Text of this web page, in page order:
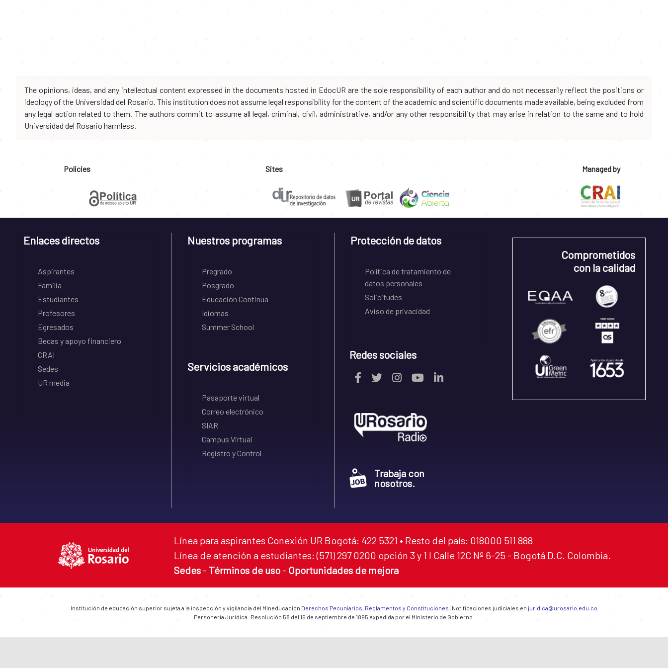
The opinions, ideas, and any intellectual content expressed in the documents hosted in EdocUR are the sole responsibility of each author and do not necessarily reflect the positions or
ideology of the Universidad del Rosario. This institution does not assume legal responsibility for the content of the academic and scientific documents made available, being excluded from
any legal action related to them. The authors commit to assume all legal, criminal, civil, administrative, and/or any other responsibility that may arise in relation to the same and to hold
Universidad del Rosario harmless.
Policies Sites Managed by
Enlaces directos
Aspirantes
Familia
Estudiantes
Profesores
Egresados
Becas y apoyo financiero
CRAI
Sedes
UR media
Nuestros programas
Pregrado
Posgrado
Educación Continua
Idiomas
Summer School
Servicios académicos
Pasaporte virtual
Correo electrónico
SIAR
Campus Virtual
Registro y Control
Protección de datos
Política de tratamiento de
datos personales
Solicitudes
Aviso de privacidad
Redes sociales
Trabaja con
nosotros.
Comprometidos
con la calidad
Línea para aspirantes Conexión UR Bogotá: 422 5321 • Resto del país: 018000 511 888
Línea de atención a estudiantes: (571) 297 0200 opción 3 y 1 I Calle 12C Nº 6-25 - Bogotá D.C. Colombia.
Sedes - Términos de uso - Oportunidades de mejora
Institución de educación superior sujeta a la inspección y vigilancia del Mineducación Derechos Pecuniarios, Reglamentos y Constituciones | Notificaciones judiciales en juridica@urosario.edu.co
Personería Jurídica: Resolución 58 del 16 de septiembre de 1895 expedida por el Ministerio de Gobierno.